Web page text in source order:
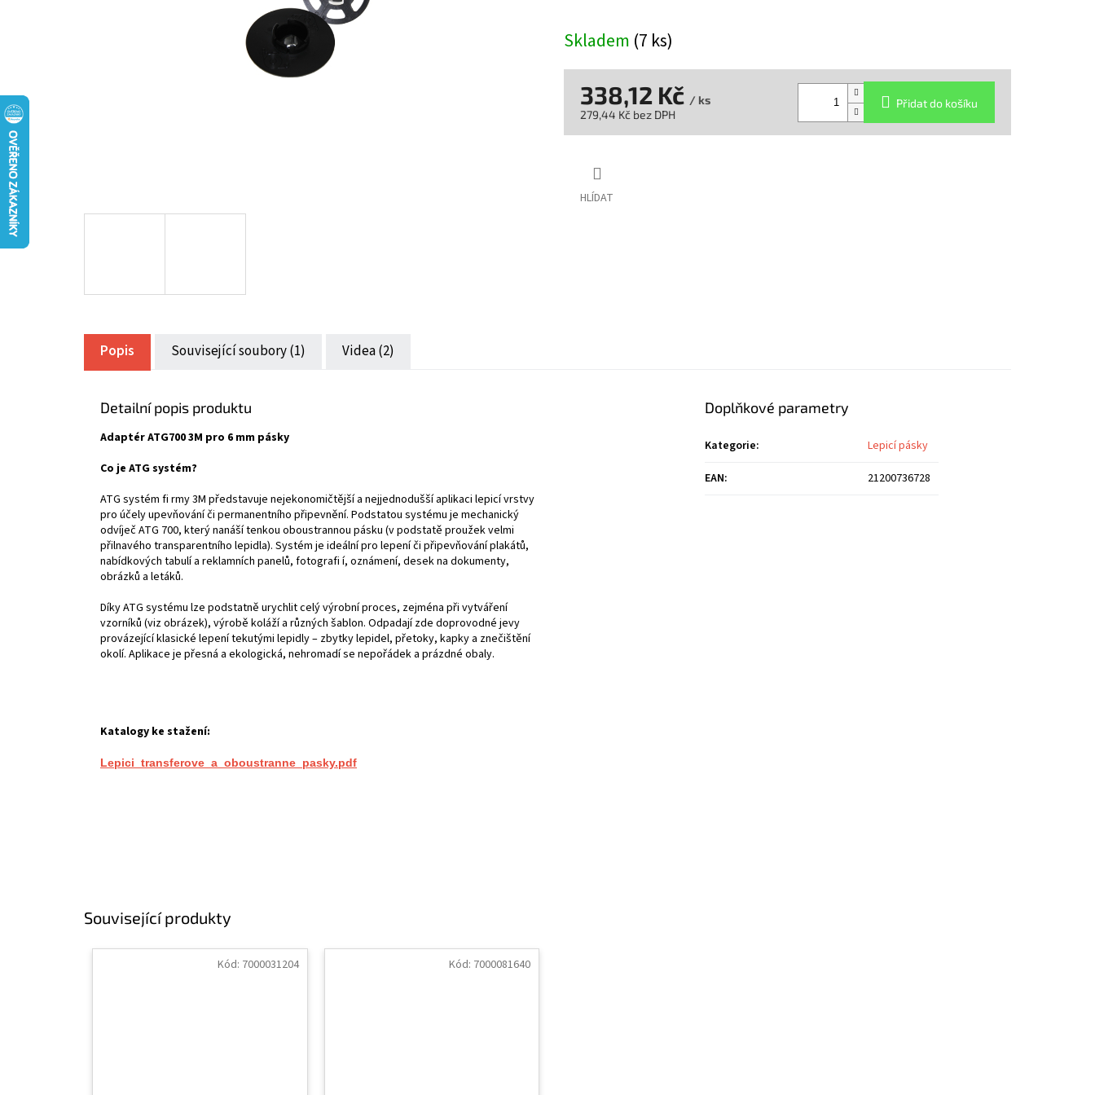
Skladem (7 ks)
HLÍDAT
338,12 Kč / ks
279,44 Kč bez DPH
Přidat do košíku
Související produkty
Kód: 7000031204 Kód: 7000081640
Popis Související soubory (1) Videa (2)
Detailní popis produktu
Adaptér ATG700 3M pro 6 mm pásky
Co je ATG systém?
ATG systém fi rmy 3M představuje nejekonomičtější a nejjednodušší aplikaci lepicí vrstvy
pro účely upevňování či permanentního připevnění. Podstatou systému je mechanický
odvíječ ATG 700, který nanáší tenkou oboustrannou pásku (v podstatě proužek velmi
přilnavého transparentního lepidla). Systém je ideální pro lepení či připevňování plakátů,
nabídkových tabulí a reklamních panelů, fotografi í, oznámení, desek na dokumenty,
obrázků a letáků.
Díky ATG systému lze podstatně urychlit celý výrobní proces, zejména při vytváření
vzorníků (viz obrázek), výrobě koláží a různých šablon. Odpadají zde doprovodné jevy
provázející klasické lepení tekutými lepidly – zbytky lepidel, přetoky, kapky a znečištění
okolí. Aplikace je přesná a ekologická, nehromadí se nepořádek a prázdné obaly.
Katalogy ke stažení:
Lepici_transferove_a_oboustranne_pasky.pdf
Doplňkové parametry
Kategorie:
Lepicí pásky
EAN: 21200736728